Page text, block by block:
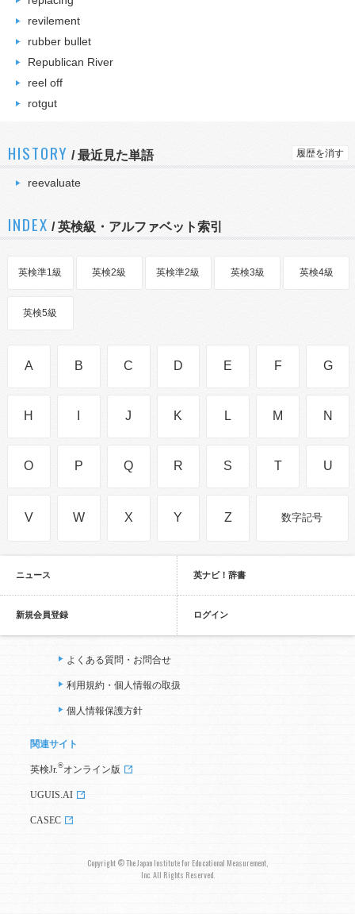
revilement
rubber bullet
Republican River
reel off
rotgut
HISTORY /最近見た単語 履歴を消す
reevaluate
INDEX / 英検級・アルファベット索引
英検準1級 英検2級 英検準2級 英検3級 英検4級
英検5級
A B C D E F G
H J K L M N
O P Q R S T U
V W X Y Z 数字記号
ニュース 英ナビ！辞書
新規会員登録 ログイン
よくある質問・お問合せ
利用規約・個人情報の取扱
個人情報保護方針
関連サイト
英検Jr. ®オンライン版
UGUIS.AI
CASEC
Copyright © The Japan Institute for Educational Measurement,
Inc. All Rights Reserved.